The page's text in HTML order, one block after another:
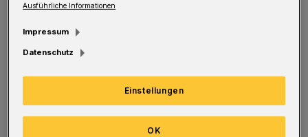
I
„Dieses Vorhaben scheiterte bisher einzig und
allein am fehlenden Grundsatzbeschluss des
Ausführliche Informationen
Impressum
Datenschutz
Einstellungen
OK